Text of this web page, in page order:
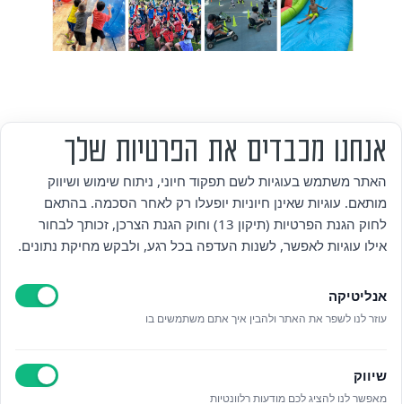
אזור אישי
מדיניות פרטיות
הצהרת נגישות
ניהול עוגיות
אנחנו מכבדים את הפרטיות שלך
האתר משתמש בעוגיות לשם תפקוד חיוני, ניתוח שימוש ושיווק
מותאם. עוגיות שאינן חיוניות יופעלו רק לאחר הסכמה. בהתאם
לחוק הגנת הפרטיות (תיקון 13) וחוק הגנת הצרכן, זכותך לבחור
אילו עוגיות לאפשר, לשנות העדפה בכל רגע, ולבקש מחיקת נתונים.
אנליטיקה
עוזר לנו לשפר את האתר ולהבין איך אתם משתמשים בו
שיווק
מאפשר לנו להציג לכם מודעות רלוונטיות